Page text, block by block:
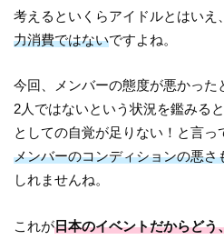
考えるといくらアイドルとはいえ
力消費ではないですよね。
今回、メンバーの態度が悪かっ
2人ではないという状況を鑑みる
としての自覚が足りない！と言
メンバーのコンディションの悪さ
しれませんね。
これが日本のイベントだからどう